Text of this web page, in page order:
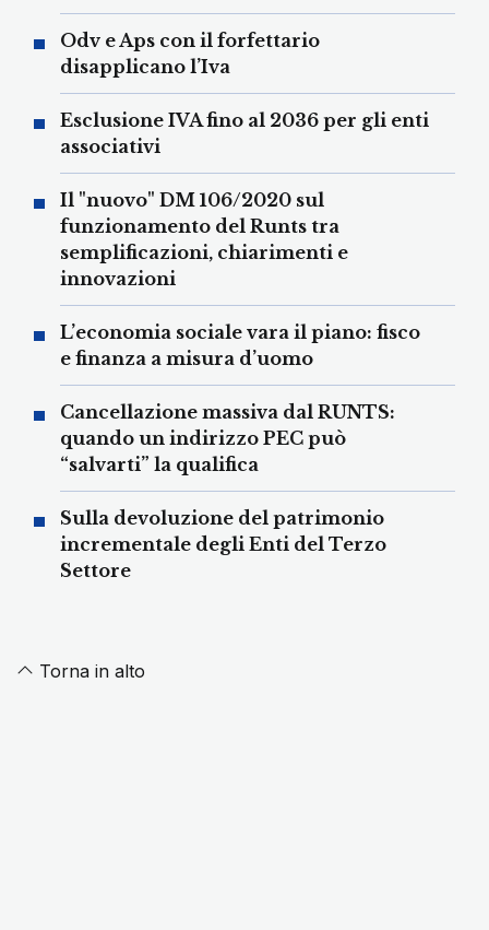
Odv e Aps con il forfettario
disapplicano l’Iva
Esclusione IVA fino al 2036 per gli enti
associativi
Il "nuovo" DM 106/2020 sul
funzionamento del Runts tra
semplificazioni, chiarimenti e
innovazioni
L’economia sociale vara il piano: fisco
e finanza a misura d’uomo
Cancellazione massiva dal RUNTS:
quando un indirizzo PEC può
“salvarti” la qualifica
Sulla devoluzione del patrimonio
incrementale degli Enti del Terzo
Settore
Torna in alto